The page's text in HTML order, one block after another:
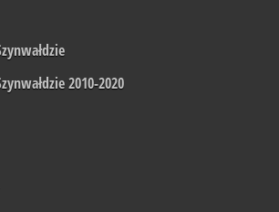
2010-2020